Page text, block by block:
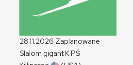
28.11.2026 Zaplanowane
Slalom gigantKPŚ